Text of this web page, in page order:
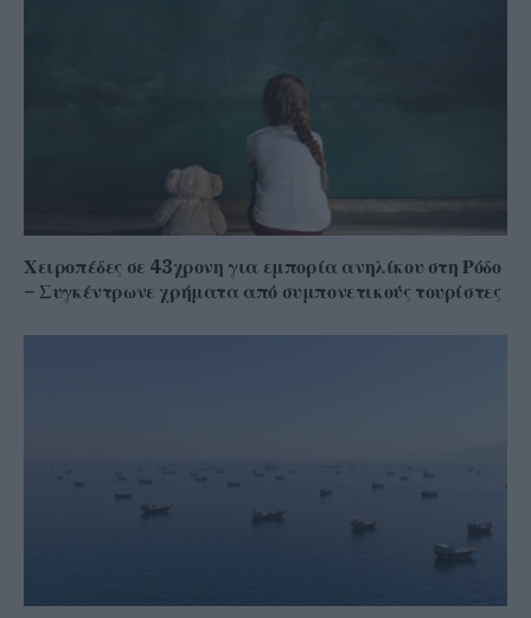
Χειροπέδες σε 43χρονη για εμπορία ανηλίκου στη Ρόδο
– Συγκέντρωνε χρήματα από συμπονετικούς τουρίστες